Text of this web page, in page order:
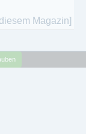
Magazin]